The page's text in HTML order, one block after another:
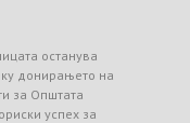
останува
донирањето на
за Општата
успех за